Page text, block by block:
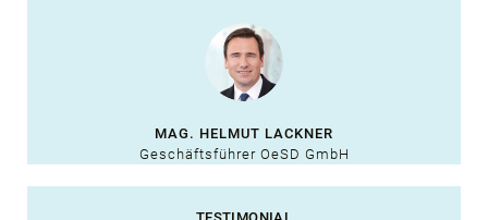
im Führungsteam
selbst zu bearbeiten
und effizient zu
lösen.«
MAG. HELMUT LACKNER
Geschäftsführer OeSD GmbH